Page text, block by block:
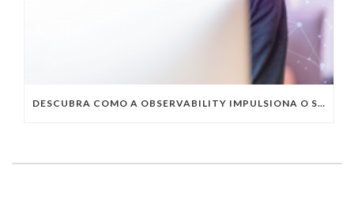
DESCUBRA COMO A OBSERVABILITY IMPULSIONA O SUCESSO DO SEU NEGÓCIO